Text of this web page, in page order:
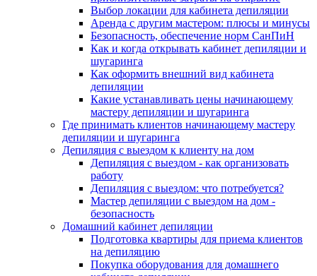
Выбор локации для кабинета депиляции
Аренда с другим мастером: плюсы и минусы
Безопасность, обеспечение норм СанПиН
Как и когда открывать кабинет депиляции и
шугаринга
Как оформить внешний вид кабинета
депиляции
Какие устанавливать цены начинающему
мастеру депиляции и шугаринга
Где принимать клиентов начинающему мастеру
депиляции и шугаринга
Депиляция с выездом к клиенту на дом
Депиляция с выездом - как организовать
работу
Депиляция с выездом: что потребуется?
Мастер депиляции с выездом на дом -
безопасность
Домашний кабинет депиляции
Подготовка квартиры для приема клиентов
на депиляцию
Покупка оборудования для домашнего